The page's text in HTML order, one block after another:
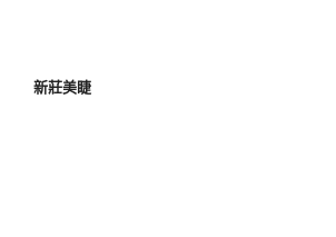
新莊美睫